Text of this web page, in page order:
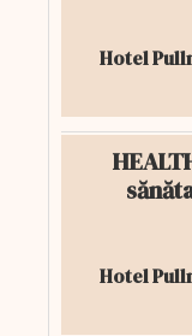
Hotel
Hotel